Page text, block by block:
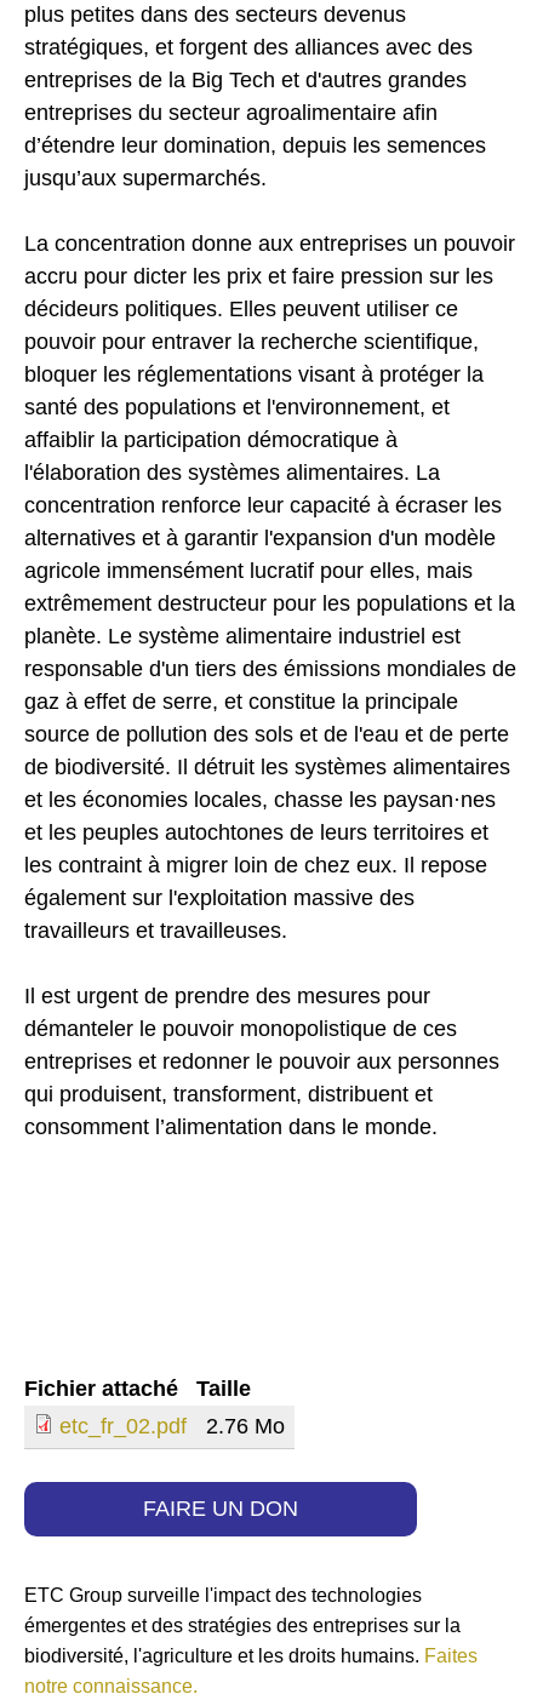
plus petites dans des secteurs devenus
stratégiques, et forgent des alliances avec des
entreprises de la Big Tech et d'autres grandes
entreprises du secteur agroalimentaire afin
d’étendre leur domination, depuis les semences
jusqu’aux supermarchés.
La concentration donne aux entreprises un pouvoir
accru pour dicter les prix et faire pression sur les
décideurs politiques. Elles peuvent utiliser ce
pouvoir pour entraver la recherche scientifique,
bloquer les réglementations visant à protéger la
santé des populations et l'environnement, et
affaiblir la participation démocratique à
l'élaboration des systèmes alimentaires. La
concentration renforce leur capacité à écraser les
alternatives et à garantir l'expansion d'un modèle
agricole immensément lucratif pour elles, mais
extrêmement destructeur pour les populations et la
planète. Le système alimentaire industriel est
responsable d'un tiers des émissions mondiales de
gaz à effet de serre, et constitue la principale
source de pollution des sols et de l'eau et de perte
de biodiversité. Il détruit les systèmes alimentaires
et les économies locales, chasse les paysan·nes
et les peuples autochtones de leurs territoires et
les contraint à migrer loin de chez eux. Il repose
également sur l'exploitation massive des
travailleurs et travailleuses.
Il est urgent de prendre des mesures pour
démanteler le pouvoir monopolistique de ces
entreprises et redonner le pouvoir aux personnes
qui produisent, transforment, distribuent et
consomment l’alimentation dans le monde.
Fichier attaché
Taille
etc_fr_02.pdf
2.76 Mo
FAIRE UN DON
ETC Group surveille l'impact des technologies
émergentes et des stratégies des entreprises sur la
biodiversité, l'agriculture et les droits humains. Faites
notre connaissance.